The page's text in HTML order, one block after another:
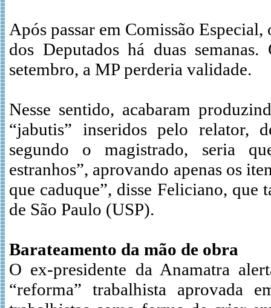
Após passar em Comissão
dos Deputados há duas
setembro, a MP perderia validade.
Nesse sentido, acabaram
“jabutis” inseridos pelo relator,
segundo o magistrado, seria
estranhos”, aprovando apenas os
que caduque”, disse Feliciano, que
de São Paulo (USP).
Barateamento da mão de obra
O ex-presidente da Anamatra
“reforma” trabalhista aprovada